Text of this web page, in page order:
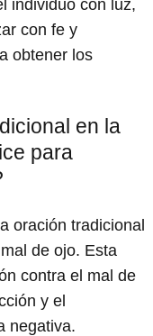
individuo con luz,
con fe y
obtener los
en la
para
oración tradicional
de ojo. Esta
contra el mal de
y el
negativa.